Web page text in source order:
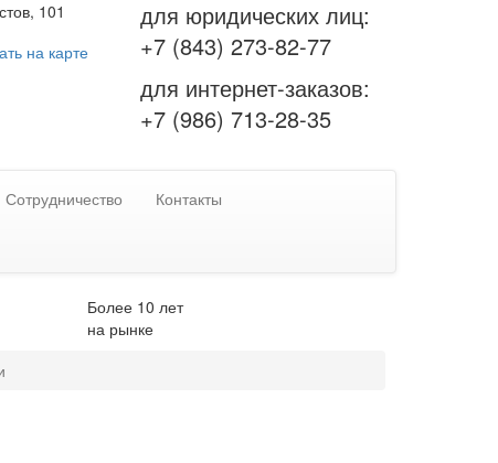
101
на карте
для юридических лиц:
+7 (843) 273-82-77
для интернет-заказов:
+7 (986) 713-28-35
Сотрудничество Контакты
Более 10 лет
на рынке